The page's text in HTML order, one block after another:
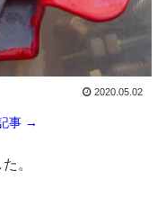
2020.05.02
事 →
。